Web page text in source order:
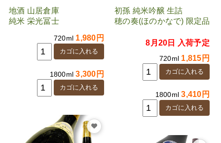
地酒 山居倉庫
純米 栄光冨士
720ml 1,980円
1800ml3,300円
初孫 純米吟醸 生詰
穂の奏(ほのかなで) 限定品
8月20日 入荷予定
720ml 1,815円
1800ml3,410円